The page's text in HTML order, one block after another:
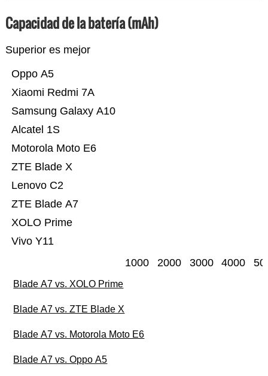
Capacidad de la batería (mAh)
Superior es mejor
Vivo Y11
XOLO Prime
ZTE Blade A7
Lenovo C2
ZTE Blade X
Motorola Moto E6
Alcatel 1S
Samsung Galaxy A10
Xiaomi Redmi 7A
Oppo A5
1000 2000 3000 4000
Blade A7 vs. XOLO Prime
Blade A7 vs. ZTE Blade X
Blade A7 vs. Motorola Moto E6
Blade A7 vs. Oppo A5